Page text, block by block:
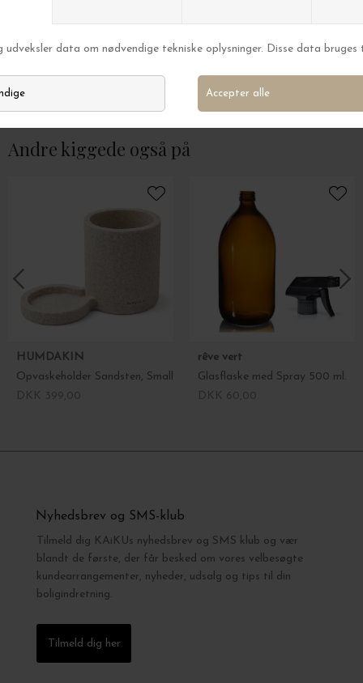
HK living
Kommode Cream - Hent selv
DKK 12.500,00
HK living
Reol Acrylic
Andre kiggede også på
HUMDAKIN
Opvaskeholder Sandsten, Small
rêve vert
Glasflaske med Spray 500 ml.
Nyhedsbrev og SMS-klub
Tilmeld dig KAiKUs nyhedsbrev og SMS klub og vær
blandt de første, der får besked om vores velbesøgte
kundearrangementer, nyheder, udsalg og tips til din
boligindretning.
Tilmeld dig her